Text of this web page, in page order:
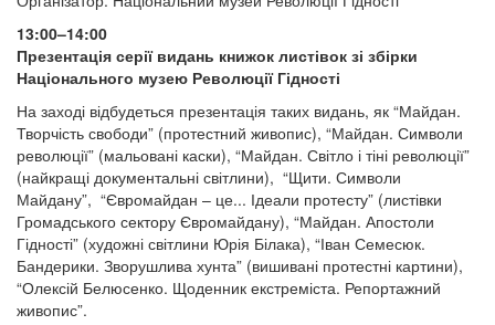
13:00–14:00
Презентація серії видань книжок листівок зі збірки
Національного музею Революції Гідності
На заході відбудеться презентація таких видань, як “Майдан.
Творчість свободи” (протестний живопис), “Майдан. Символи
революції” (мальовані каски), “Майдан. Світло і тіні революції”
(найкращі документальні світлини), “Щити. Символи
Майдану”, “Євромайдан – це... Ідеали протесту” (листівки
Громадського сектору Євромайдану), “Майдан. Апостоли
Гідності” (художні світлини Юрія Білака), “Іван Семесюк.
Бандерики. Зворушлива хунта” (вишивані протестні картини),
“Олексій Белюсенко. Щоденник екстреміста. Репортажний
живопис”.